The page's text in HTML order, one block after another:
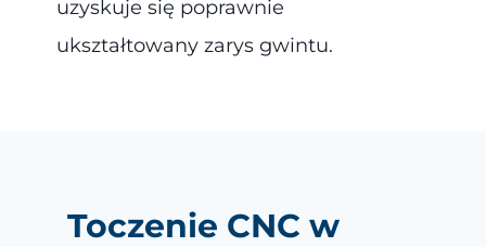
uzyskuje się poprawnie
ukształtowany zarys gwintu.
Toczenie CNC w